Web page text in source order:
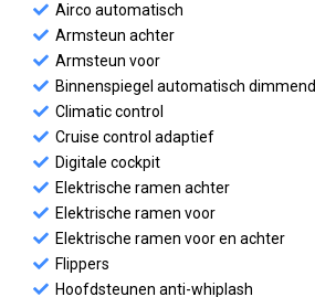
Airco automatisch
Armsteun achter
Armsteun voor
Binnenspiegel automatisch dimmend
Climatic control
Cruise control adaptief
Digitale cockpit
Elektrische ramen achter
Elektrische ramen voor
Elektrische ramen voor en achter
Flippers
Hoofdsteunen anti-whiplash